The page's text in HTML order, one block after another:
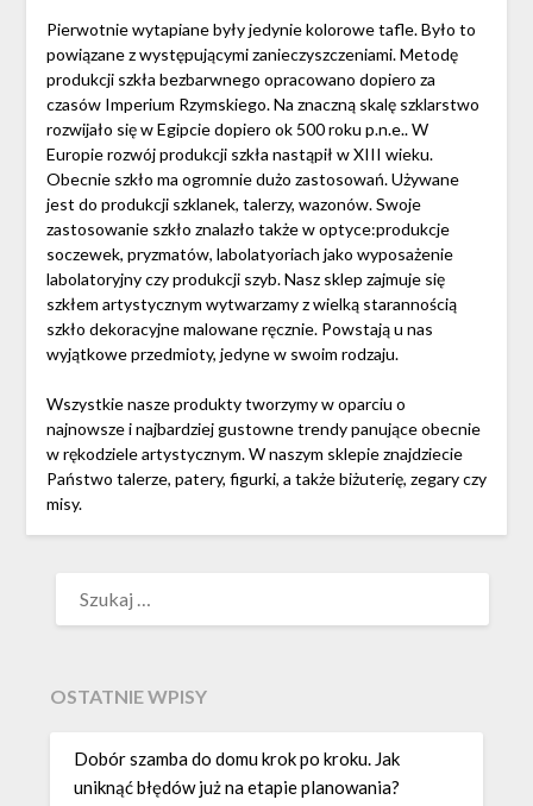
Pierwotnie wytapiane były jedynie kolorowe tafle. Było to
powiązane z występującymi zanieczyszczeniami. Metodę
produkcji szkła bezbarwnego opracowano dopiero za
czasów Imperium Rzymskiego. Na znaczną skalę szklarstwo
rozwijało się w Egipcie dopiero ok 500 roku p.n.e.. W
Europie rozwój produkcji szkła nastąpił w XIII wieku.
Obecnie szkło ma ogromnie dużo zastosowań. Używane
jest do produkcji szklanek, talerzy, wazonów. Swoje
zastosowanie szkło znalazło także w optyce:produkcje
soczewek, pryzmatów, labolatyoriach jako wyposażenie
labolatoryjny czy produkcji szyb. Nasz sklep zajmuje się
szkłem artystycznym wytwarzamy z wielką starannością
szkło dekoracyjne malowane ręcznie. Powstają u nas
wyjątkowe przedmioty, jedyne w swoim rodzaju.
Wszystkie nasze produkty tworzymy w oparciu o
najnowsze i najbardziej gustowne trendy panujące obecnie
w rękodziele artystycznym. W naszym sklepie znajdziecie
Państwo talerze, patery, figurki, a także biżuterię, zegary czy
misy.
OSTATNIE WPISY
Dobór szamba do domu krok po kroku. Jak
uniknąć błędów już na etapie planowania?